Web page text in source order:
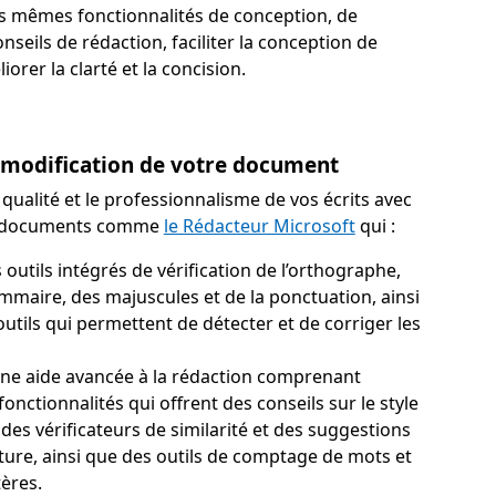
mêmes fonctionnalités de conception, de
de rédaction, faciliter la conception de
la clarté et la concision.
de votre document
et le professionnalisme de vos écrits avec
comme le Rédacteur Microsoftqui :
outils intégrés de vérification de l’orthographe,
des majuscules et de la ponctuation, ainsi
qui permettent de détecter et de corriger les
aide avancée à la rédaction comprenant
qui offrent des conseils sur le style
vérificateurs de similarité et des suggestions
ainsi que des outils de comptage de mots et